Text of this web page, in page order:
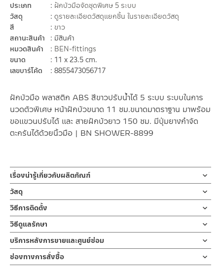
ฝักบัวมือ พลาสติก ABS สีขาวปรับน้ำได้ 5 ระบบ ระบบในการ
นวดตัวพิเศษ หน้าฝักบัวขนาด 11 ซม.ขนาดมาตราฐาน มาพร้อม
ขอแขวนปรับได้ และ สายฝักบัวยาว 150 ซม. มีปุ่มยางกำจัด
ตะกรันได้ด้วยนิ้วมือ | BN SHOWER-8899
ประเภท
ฝักบัวมือจัดชุดพิเศษ 5 ระบบ
วัสดุ
ดูรายละเอียดวัสดุแยกชิ้น ในรายละเอียดวัสดุ
สี
ขาว
สถานะสินค้า
มีสินค้า
หมวดสินค้า
BEN-fittings
ขนาด
11 x 23.5 cm.
เลขบาร์โค้ด
8855473056717
เรื่องน่ารู้เกี่ยวกับผลิตภัณฑ์
ชุดฝักบัวอาบน้ำ ฝักบัวมือแบบถือ ผลิตจาก ABS สีขาว หัวฝักบัว
ออกแบบเป็น 5 ระบบ สายฝักบัว ขนาดความยาว 150 ซม. มาพร้อมขอ
แขวนกำแพง
ชุดฝักบัวอาบน้ำ ชุดฝักบัวสายอ่อน ฝักบัวมือแบบถือ 5 ระบบ ผลิตจาก
ABS สีขาว ใช้ในการชำระล้างร่างกายและในจุดที่ต้องการ หัวฝักบัว
ออกแบบปรับระดับน้ำได้ 5 ระบบ ช่วยเพิ่มประสบการณ์การอาบน้ำ
เหมือนอาบน้ำสายฝน และการอาบน้ำที่หลากหลายของฝักบัวมือ ได้ตาม
วัสดุ
ฝักบัวมือ
ผลิตจากพลาสติก ABS
สายฝักบัวขนาด 150 ซม.
ผลิตจากพลาสติก ABS
ขอแขวน
วิธีการติดตั้ง
ข้อแนะนำในการติดตั้ง
ฝักบัว และ ชุดสายฉีดชำระ
สำหรับการติดตั้งใหม่ ให้ไล่ฝุ่น เศษทราย เศษท่อ ออกจากท่อน้ำก่อนติด
ตั้งสินค้า โดยปล่อยน้ำให้ไหลออกจากท่อนาน 1 นาที เพื่อให้แรงน้ำพัด
พาเศษละอองต่างๆ ออกจากท่อน้ำ มิเช่นนั้นสิ่งสกปรกจะเข้าไปภายใน
วิธีดูแลรักษา
คำแนะนำในการดูแลรักษาผลิตภัณฑ์
1. ไม่ทำสินค้าให้เกิดความเสียหายอื่น ๆ นอกจากการใช้งานปกติ เช่นไม่
ทำตก ไม่งัดหรือโยกสินค้าแรงๆ
2. ทำความสะอาดสินค้าโดยการใช้ผ้านุ่มๆชุบน้ำหมาดๆแล้วเช็ดให้แห้ง
บริการหลังการขายและศูนย์ซ่อม
ช่องทางออนไลน์
– Email: contact@charnpaiboon.com
ช่องทางการสั่งซื้อ